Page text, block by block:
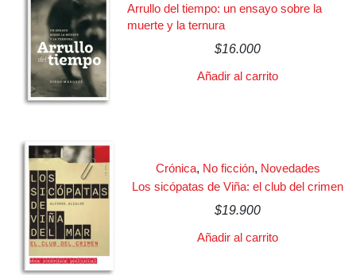
Arrullo del tiempo: un ensayo sobre la
muerte y la ternura
$16.000
Añadir al carrito
Crónica, No ficción, Novedades
Los sicópatas de Viña: el club del crimen
$19.900
Añadir al carrito